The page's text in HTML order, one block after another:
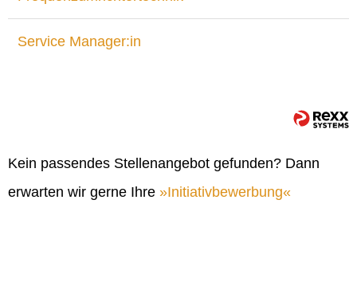
Service Manager:in
Kein passendes Stellenangebot gefunden? Dann
erwarten wir gerne Ihre
Initiativbewerbung